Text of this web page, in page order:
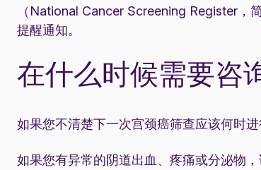
（National Cancer Screening Register，
提醒通知。
在什么时候需要咨
如果您不清楚下一次宫颈癌筛查应该何时
如果您有异常的阴道出血、疼痛或分泌物